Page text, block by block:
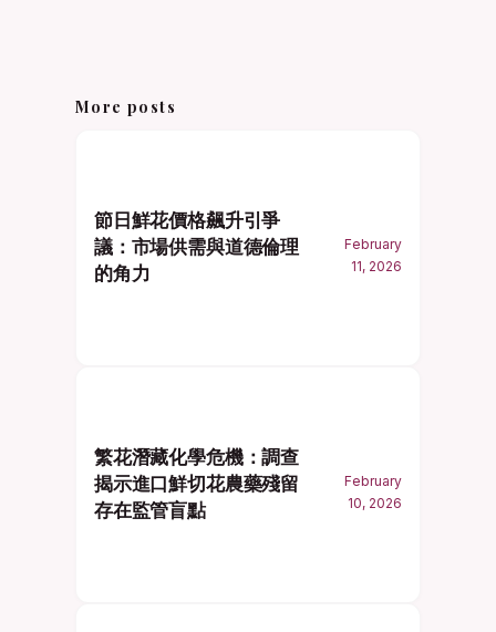
More posts
節日鮮花價格飆升引爭
議：市場供需與道德倫理
的角力
February
11, 2026
繁花潛藏化學危機：調查
揭示進口鮮切花農藥殘留
存在監管盲點
February
10, 2026